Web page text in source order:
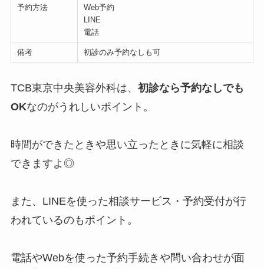
予約方法
Web予約
LINE
電話
備考 初診のみ予約なしも可
TCB東京中央美容外科は、 初診なら予約なしでも
OKなのがうれしいポイント。
時間ができたときや思い立ったときに気軽に相談
できますよ◎
また、LINEを使った相談サービス・予約受付が行
われているのもポイント。
電話やWebを使った予約手続きや問い合わせが面